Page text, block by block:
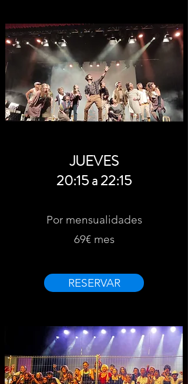
JUEVES
20:15 a 22:15
Por mensualidades
69€ mes
RESERVAR